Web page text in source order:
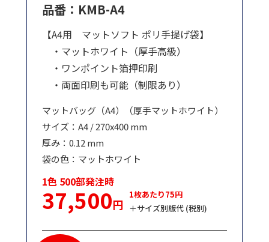
品番：KMB-A4
【A4用 マットソフト ポリ手提げ袋】
・マットホワイト（厚手高級）
・ワンポイント箔押印刷
・両面印刷も可能（制限あり）
マットバッグ（A4）（厚手マットホワイト）
サイズ：A4 / 270x400 mm
厚み：0.12 mm
袋の色：マットホワイト
1色 500部発注時
37,500円
1枚あたり75円
＋サイズ別版代 (税別)